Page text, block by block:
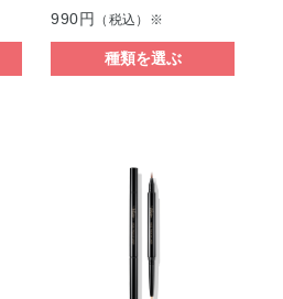
990円 （税込）※
種類を選ぶ